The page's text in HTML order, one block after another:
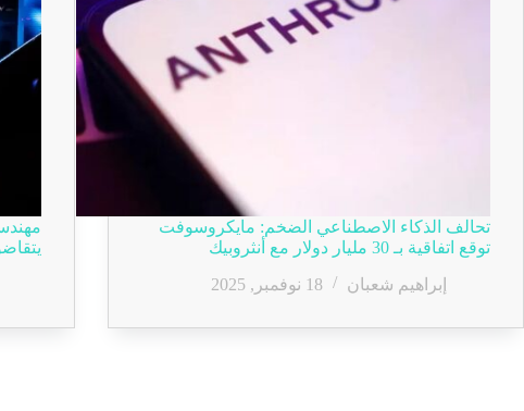
تحالف الذكاء الاصطناعي الضخم: مايكروسوفت
توقع اتفاقية بـ 30 مليار دولار مع أنثروبيك
إبراهيم شعبان
18 نوفمبر, 2025